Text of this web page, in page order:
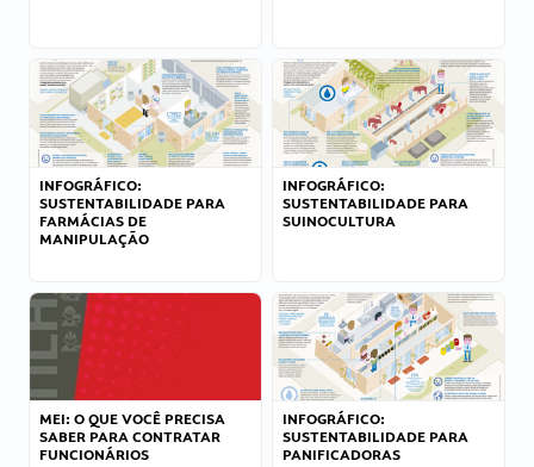
INFOGRÁFICO:
SUSTENTABILIDADE PARA
FARMÁCIAS DE
MANIPULAÇÃO
INFOGRÁFICO:
SUSTENTABILIDADE PARA
SUINOCULTURA
MEI: O QUE VOCÊ PRECISA
SABER PARA CONTRATAR
FUNCIONÁRIOS
INFOGRÁFICO:
SUSTENTABILIDADE PARA
PANIFICADORAS